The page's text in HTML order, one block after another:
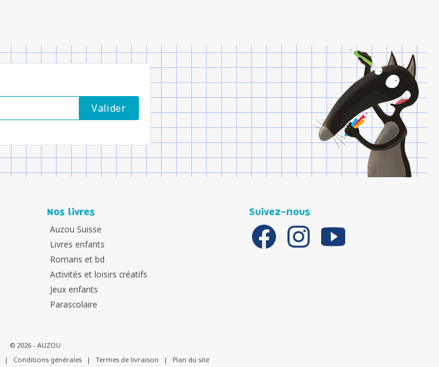
Nos livres
Auzou Suisse
Livres enfants
Romans et bd
Activités et loisirs créatifs
Jeux enfants
Parascolaire
Suivez-nous
© 2026 - AUZOU
| Conditions générales | Termes de livraison | Plan du site